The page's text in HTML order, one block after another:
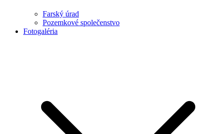
Farský úrad
Pozemkové společenstvo
Fotogaléria